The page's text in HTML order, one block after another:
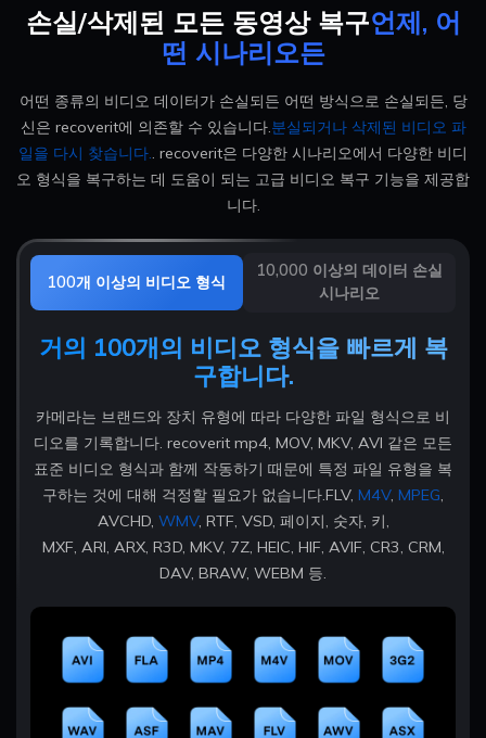
손실/삭제된 모든 동영상 복구언제, 어
떤 시나리오든
어떤 종류의 비디오 데이터가 손실되든 어떤 방식으로 손실되든, 당
신은 recoverit에 의존할 수 있습니다.분실되거나 삭제된 비디오 파
일을 다시 찾습니다.. recoverit은 다양한 시나리오에서 다양한 비디
오 형식을 복구하는 데 도움이 되는 고급 비디오 복구 기능을 제공합
니다.
100개 이상의 비디오 형식
10,000 이상의 데이터 손실
시나리오
거의 100개의 비디오 형식을 빠르게 복
구합니다.
카메라는 브랜드와 장치 유형에 따라 다양한 파일 형식으로 비
디오를 기록합니다. recoverit mp4, MOV, MKV, AVI 같은 모든
표준 비디오 형식과 함께 작동하기 때문에 특정 파일 유형을 복
구하는 것에 대해 걱정할 필요가 없습니다.FLV, M4V, MPEG,
AVCHD, WMV, RTF, VSD, 페이지, 숫자, 키,
MXF, ARI, ARX, R3D, MKV, 7Z, HEIC, HIF, AVIF, CR3, CRM,
DAV, BRAW, WEBM 등.